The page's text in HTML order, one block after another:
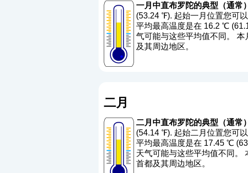
一月中直布罗陀的典型（通常
(53.24 ℉). 起始一月位置您可
平均最高温度是在 16.2 ℃
气可能与这些平均值不同。
及其周边地区。
二月
二月中直布罗陀的典型（通常
(54.14 ℉). 起始二月位置您可
平均最高温度是在 17.45 ℃
天气可能与这些平均值不同。
首都及其周边地区。